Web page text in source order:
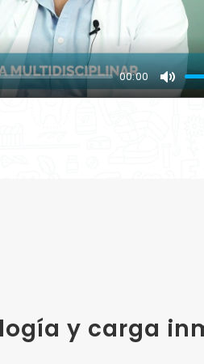
00:00
Mute
y carga